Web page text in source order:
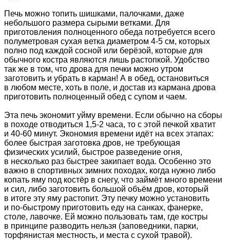
Печь можно топить шишками, палочками, даже
небольшого размера сырыми ветками. Для
приготовления полноценного обеда потребуется всего
полуметровая сухая ветка диаметром 4-5 см, которых
полно под каждой сосной или берёзой, которые для
обычного костра являются лишь растопкой. Удобство
так же в том, что дрова для печки можно утром
заготовить и убрать в карман! А в обед, остановиться
в любом месте, хоть в поле, и достав из кармана дрова
приготовить полноценный обед с супом и чаем.
Эта печь экономит уйму времени. Если обычно на сборы
в походе отводиться 1,5-2 часа, то с этой печкой хватит
и 40-60 минут. Экономия времени идёт на всех этапах:
более быстрая заготовка дров, не требующая
физических усилий, быстрое разведение огня,
в несколько раз быстрее закипает вода. Особенно это
важно в спортивных зимних походах, когда нужно либо
копать яму под костёр в снегу, что займёт много времени
и сил, либо заготовить большой объём дров, который
в итоге эту яму растопит. Эту печку можно установить
и по-быстрому приготовить еду на санках, фанерке,
столе, лавочке. Ей можно пользовать там, где костры
в принципе разводить нельзя (заповедники, парки,
торфянистая местность, и места с сухой травой).